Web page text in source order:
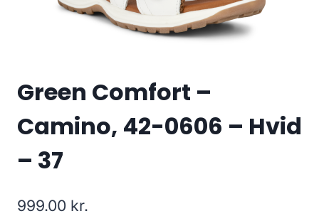
Green Comfort –
Camino, 42-0606 – Hvid
– 37
999.00 kr.